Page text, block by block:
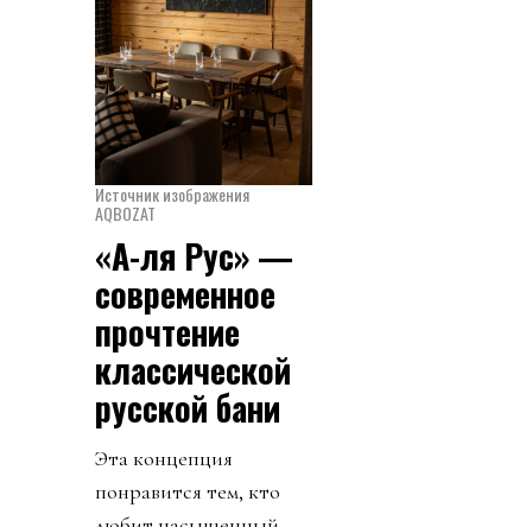
Источник изображения
AQBOZAT
«А-ля Рус» —
современное
прочтение
классической
русской бани
Эта концепция
понравится тем, кто